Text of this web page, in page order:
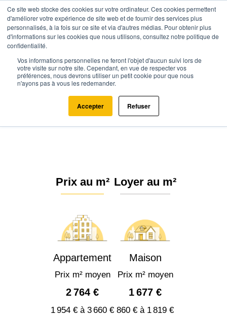
Ce site web stocke des cookies sur votre ordinateur. Ces cookies permettent
d'améliorer votre expérience de site web et de fournir des services plus
personnalisés, à la fois sur ce site et via d'autres médias. Pour obtenir plus
d'informations sur les cookies que nous utilisons, consultez notre politique de
confidentialité.
Vos informations personnelles ne feront l'objet d'aucun suivi lors de
votre visite sur notre site. Cependant, en vue de respecter vos
préférences, nous devrons utiliser un petit cookie pour que nous
n'ayons pas à vous les redemander.
Accepter Refuser
Agence.immo Prix immobilier Centre-Val de Loire Indre
Chasseneuil (36800)
Estimation immobilière à
Chasseneuil : Prix m² 2026
Prix au m²
Appartement
Prix m² moyen
2 764 €
1 954 € à 3 660 €
Loyer au m²
Maison
Prix m² moyen
1 677 €
860 € à 1 819 €